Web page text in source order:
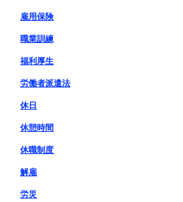
雇用保険
職業訓練
福利厚生
労働者派遣法
休日
休憩時間
休職制度
解雇
労災